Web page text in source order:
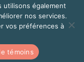
Site web conçu par
Cliquez ici
utilisons également
nos services.
vos préférences à
témoins